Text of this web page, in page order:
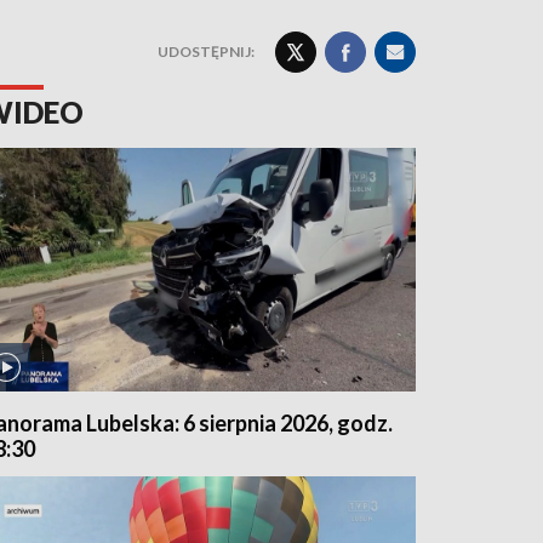
UDOSTĘPNIJ:
Lubelska: 6 sierpnia 2026, godz.